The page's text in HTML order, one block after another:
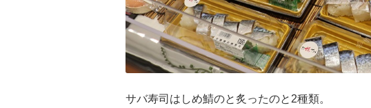
サバ寿司はしめ鯖のと炙ったのと2種類。